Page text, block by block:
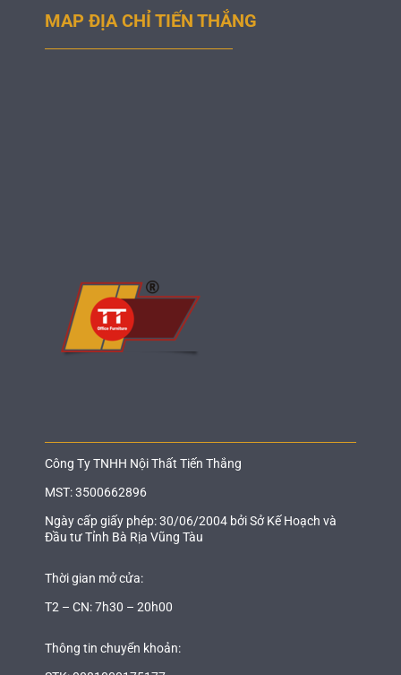
MAP ĐỊA CHỈ TIẾN THẮNG
Công Ty TNHH Nội Thất Tiến Thắng
MST: 3500662896
Ngày cấp giấy phép: 30/06/2004 bởi Sở Kế Hoạch và
Đầu tư Tỉnh Bà Rịa Vũng Tàu
Thời gian mở cửa:
T2 – CN: 7h30 – 20h00
Thông tin chuyển khoản: